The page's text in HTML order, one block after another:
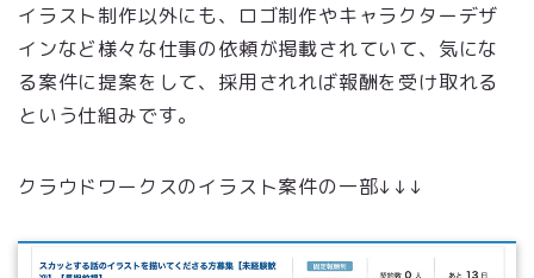
イラスト制作以外にも、ロゴ制作やキャラクターデザ
インなど様々な仕事の依頼が掲載されていて、気にな
る案件に提案をして、採用されれば報酬を受け取れる
という仕組みです。
クラウドワークスのイラスト案件の一部↓↓↓